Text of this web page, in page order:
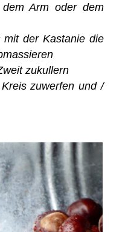
Arm oder dem
mit der Kastanie die
zukullern
zuwerfen und /